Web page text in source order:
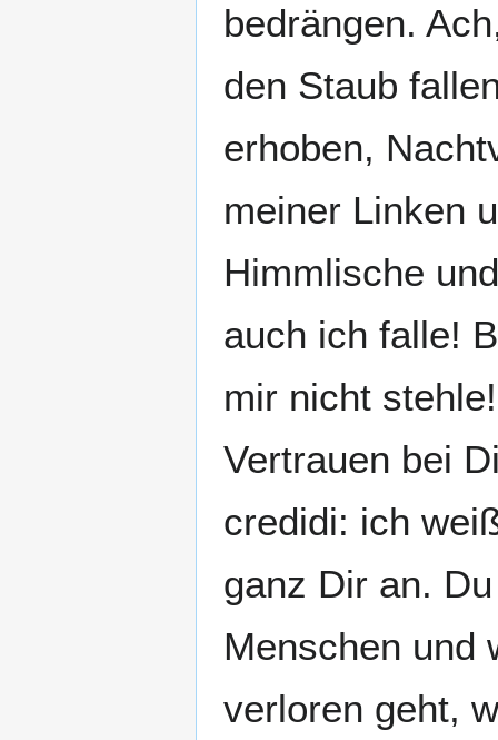
bedrängen.
den Staub
erhoben,
meiner Linken
Himmlische
auch ich falle!
mir nicht
Vertrauen bei
credidi: ich
ganz Dir an.
Menschen und
verloren geht,